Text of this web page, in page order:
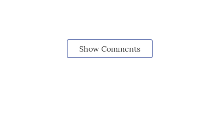
Show Comments